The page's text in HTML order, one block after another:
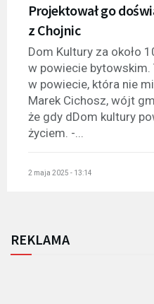
Projektował go
z Chojnic
Dom Kultury za około
w powiecie bytowskim.
w powiecie, która nie
Marek Cichosz, wójt
że gdy dDom kultury
życiem. -...
2 maja 2025 - 13:14
REKLAMA